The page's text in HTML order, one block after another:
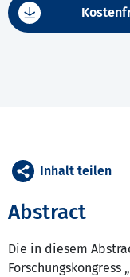
Abstract
Die in diesem
Forschungskongress
Inhalt teilen